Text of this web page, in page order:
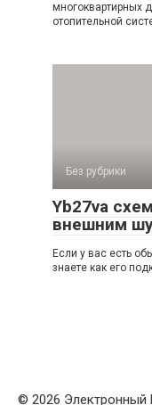
многоквартирных
отопительной
Без рубрики
Yb27va
внешним
Если у вас есть
знаете как его
© 2026 Электронный